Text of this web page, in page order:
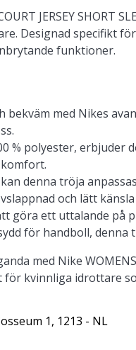
JERSEY SHORT
Designad specifikt
funktioner.
bekväm med Nikes
% polyester,
denna tröja
och lätt
göra ett uttalande på
för handboll,
med Nike WOMENS
för kvinnliga idrottare
1, 1213 - NL